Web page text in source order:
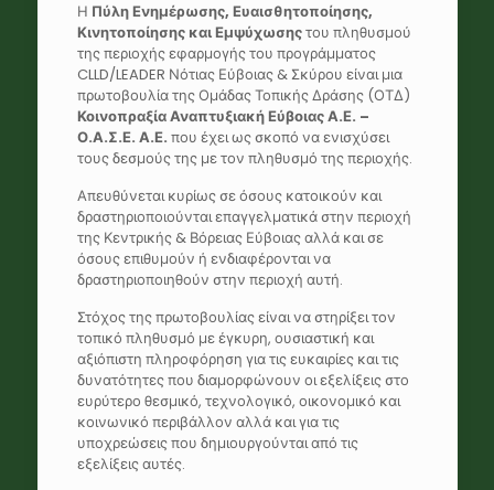
Η Πύλη Ενημέρωσης, Ευαισθητοποίησης,
Κινητοποίησης και Εμψύχωσηςτου πληθυσμού
της περιοχής εφαρμογής του προγράμματος
CLLD/LEADER Νότιας Εύβοιας & Σκύρου είναι μια
πρωτοβουλία της Ομάδας Τοπικής Δράσης (ΟΤΔ)
Κοινοπραξία Αναπτυξιακή Εύβοιας Α.Ε. –
Ο.Α.Σ.Ε. Α.Ε. που έχει ως σκοπό να ενισχύσει
τους δεσμούς της με τον πληθυσμό της περιοχής.
Απευθύνεται κυρίως σε όσους κατοικούν και
δραστηριοποιούνται επαγγελματικά στην περιοχή
της Κεντρικής & Βόρειας Εύβοιας αλλά και σε
όσους επιθυμούν ή ενδιαφέρονται να
δραστηριοποιηθούν στην περιοχή αυτή.
Στόχος της πρωτοβουλίας είναι να στηρίξει τον
τοπικό πληθυσμό με έγκυρη, ουσιαστική και
αξιόπιστη πληροφόρηση για τις ευκαιρίες και τις
δυνατότητες που διαμορφώνουν οι εξελίξεις στο
ευρύτερο θεσμικό, τεχνολογικό, οικονομικό και
κοινωνικό περιβάλλον αλλά και για τις
υποχρεώσεις που δημιουργούνται από τις
εξελίξεις αυτές.